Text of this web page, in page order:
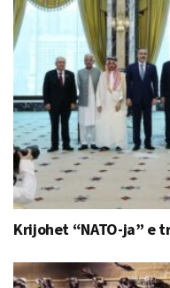
Krijohet “NATO-ja” e